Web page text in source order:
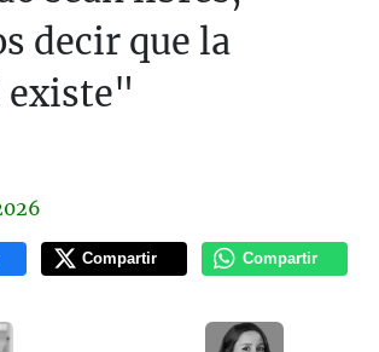
decir que la
existe"
Compartir Compartir